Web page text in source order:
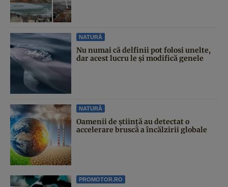
NATURĂ
Nu numai că delfinii pot folosi unelte,
dar acest lucru le și modifică genele
NATURĂ
Oamenii de știință au detectat o
accelerare bruscă a încălzirii globale
PROMOTOR.RO